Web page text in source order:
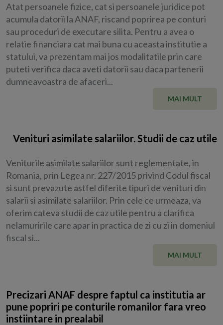
Atat persoanele fizice, cat si persoanele juridice pot
acumula datorii la ANAF, riscand poprirea pe conturi
sau proceduri de executare silita. Pentru a avea o
relatie financiara cat mai buna cu aceasta institutie a
statului, va prezentam mai jos modalitatile prin care
puteti verifica daca aveti datorii sau daca partenerii
dumneavoastra de afaceri...
MAI MULT
Venituri asimilate salariilor. Studii de caz utile
Veniturile asimilate salariilor sunt reglementate, in
Romania, prin Legea nr. 227/2015 privind Codul fiscal
si sunt prevazute astfel diferite tipuri de venituri din
salarii si asimilate salariilor. Prin cele ce urmeaza, va
oferim cateva studii de caz utile pentru a clarifica
nelamuririle care apar in practica de zi cu zi in domeniul
fiscal si...
MAI MULT
Precizari ANAF despre faptul ca institutia ar
pune popriri pe conturile romanilor fara vreo
instiintare in prealabil